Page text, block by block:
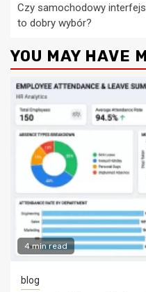
Czy samochodowy
to dobry wybór?
YOU MAY HAVE
4 min read
blog